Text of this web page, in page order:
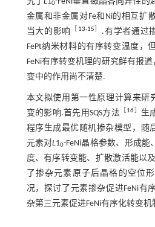
0
金属和非金属对Fe和Ni的相互扩
当大的影响
13-15
.有学者通过
FePt纳米材料的有序转变温度，
FeNi有序转变机理的研究鲜有报
变中的作用尚不清楚.
本文拟使用第一性原理计算来研
变的影响.首先用SQS方法
16
生
程序生成最优随机掺杂模型，随
元素对L10-FeNi晶格参数、形成能
度、有序转变能、扩散激活能以
了掺杂元素原子后晶格的空位
况，探讨了元素掺杂促进FeNi有
杂第三元素促进FeNi有序化转变